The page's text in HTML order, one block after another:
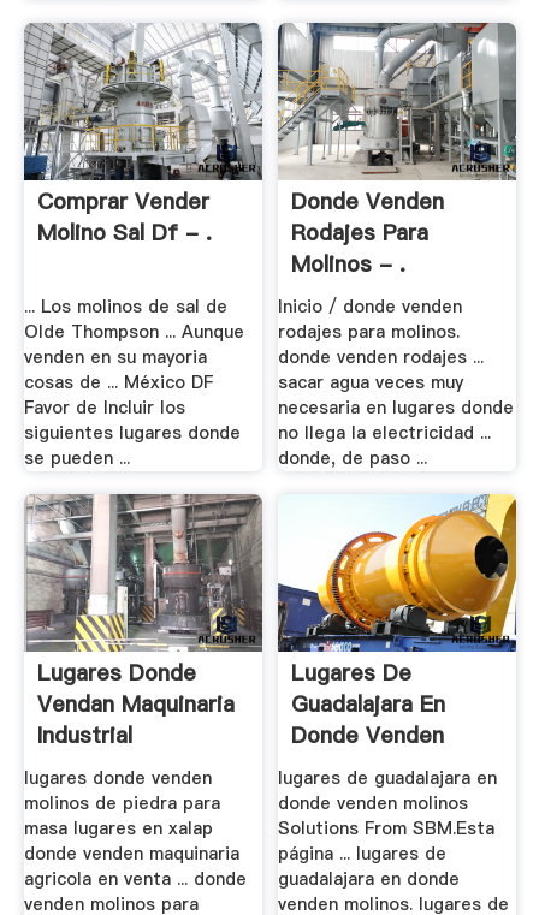
Comprar Vender
Molino Sal Df - .
... Los molinos de sal de
Olde Thompson ... Aunque
venden en su mayoria
cosas de ... México DF
Favor de Incluir los
siguientes lugares donde
se pueden ...
Donde Venden
Rodajes Para
Molinos - .
Inicio / donde venden
rodajes para molinos.
donde venden rodajes ...
sacar agua veces muy
necesaria en lugares donde
no llega la electricidad ...
donde, de paso ...
Lugares Donde
Vendan Maquinaria
Industrial
lugares donde venden
molinos de piedra para
masa lugares en xalap
donde venden maquinaria
agricola en venta ... donde
venden molinos para
Lugares De
Guadalajara En
Donde Venden
Molinos
lugares de guadalajara en
donde venden molinos
Solutions From SBM.Esta
página ... lugares de
guadalajara en donde
venden molinos. lugares de